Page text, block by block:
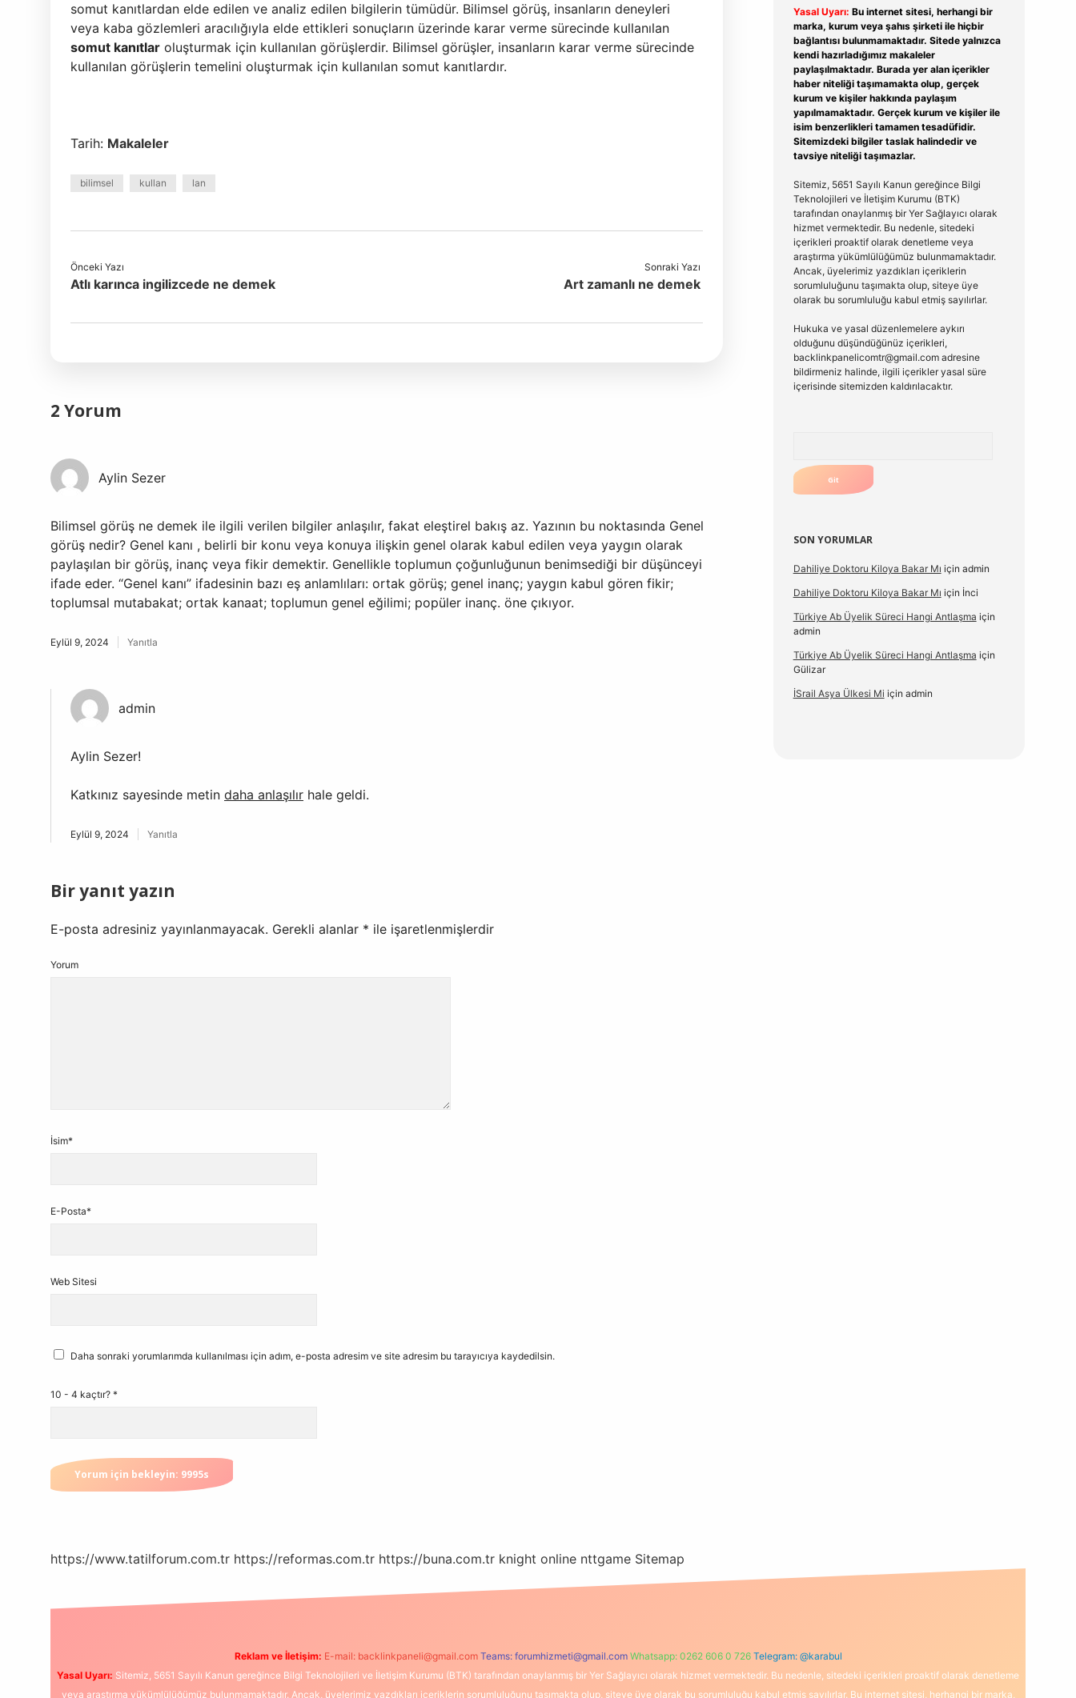
somut kanıtlardan elde edilen ve analiz edilen bilgilerin tümüdür. Bilimsel görüş, insanların deneyleri
veya kaba gözlemleri aracılığıyla elde ettikleri sonuçların üzerinde karar verme sürecinde kullanılan
somut kanıtlar oluşturmak için kullanılan görüşlerdir. Bilimsel görüşler, insanların karar verme sürecinde
kullanılan görüşlerin temelini oluşturmak için kullanılan somut kanıtlardır.
Tarih: Makaleler
bilimsel kullan lan
Önceki Yazı
Atlı karınca ingilizcede ne demek
Sonraki Yazı
Art zamanlı ne demek
2 Yorum
Aylin Sezer
Bilimsel görüş ne demek ile ilgili verilen bilgiler anlaşılır, fakat eleştirel bakış az. Yazının bu noktasında Genel
görüş nedir? Genel kanı , belirli bir konu veya konuya ilişkin genel olarak kabul edilen veya yaygın olarak
paylaşılan bir görüş, inanç veya fikir demektir. Genellikle toplumun çoğunluğunun benimsediği bir düşünceyi
ifade eder. “Genel kanı” ifadesinin bazı eş anlamlıları: ortak görüş; genel inanç; yaygın kabul gören fikir;
toplumsal mutabakat; ortak kanaat; toplumun genel eğilimi; popüler inanç. öne çıkıyor.
Eylül 9, 2024 Yanıtla
admin
Aylin Sezer!
Katkınız sayesinde metin daha anlaşılır hale geldi.
Eylül 9, 2024 Yanıtla
Bir yanıt yazın
E-posta adresiniz yayınlanmayacak. Gerekli alanlar * ile işaretlenmişlerdir
Yorum
İsim*
E-Posta*
Web Sitesi
Daha sonraki yorumlarımda kullanılması için adım, e-posta adresim ve site adresim bu tarayıcıya kaydedilsin.
10 - 4 kaçtır? *
https://www.tatilforum.com.tr https://reformas.com.tr https://buna.com.tr knight online nttgame Sitemap
Yasal Uyarı: Bu internet sitesi, herhangi bir
marka, kurum veya şahıs şirketi ile hiçbir
bağlantısı bulunmamaktadır. Sitede yalnızca
kendi hazırladığımız makaleler
paylaşılmaktadır. Burada yer alan içerikler
haber niteliği taşımamakta olup, gerçek
kurum ve kişiler hakkında paylaşım
yapılmamaktadır. Gerçek kurum ve kişiler ile
isim benzerlikleri tamamen tesadüfidir.
Sitemizdeki bilgiler taslak halindedir ve
tavsiye niteliği taşımazlar.
Sitemiz, 5651 Sayılı Kanun gereğince Bilgi
Teknolojileri ve İletişim Kurumu (BTK)
tarafından onaylanmış bir Yer Sağlayıcı olarak
hizmet vermektedir. Bu nedenle, sitedeki
içerikleri proaktif olarak denetleme veya
araştırma yükümlülüğümüz bulunmamaktadır.
Ancak, üyelerimiz yazdıkları içeriklerin
sorumluluğunu taşımakta olup, siteye üye
olarak bu sorumluluğu kabul etmiş sayılırlar.
Hukuka ve yasal düzenlemelere aykırı
olduğunu düşündüğünüz içerikleri,
backlinkpanelicomtr@gmail.comadresine
bildirmeniz halinde, ilgili içerikler yasal süre
içerisinde sitemizden kaldırılacaktır.
SON YORUMLAR
Dahiliye Doktoru Kiloya Bakar Mı için admin
Dahiliye Doktoru Kiloya Bakar Mı için İnci
Türkiye Ab Üyelik Süreci Hangi Antlaşma için
admin
Türkiye Ab Üyelik Süreci Hangi Antlaşma için
Gülizar
İSrail Asya Ülkesi Mi için admin
Reklam ve İletişim: E-mail: backlinkpaneli@gmail.com Teams: forumhizmeti@gmail.com Whatsapp: 0262 606 0 726 Telegram: @karabul
Yasal Uyarı: Sitemiz, 5651 Sayılı Kanun gereğince Bilgi Teknolojileri ve İletişim Kurumu (BTK) tarafından onaylanmış bir Yer Sağlayıcı olarak hizmet vermektedir. Bu nedenle, sitedeki içerikleri proaktif olarak denetleme
veya araştırma yükümlülüğümüz bulunmamaktadır. Ancak, üyelerimiz yazdıkları içeriklerin sorumluluğunu taşımakta olup, siteye üye olarak bu sorumluluğu kabul etmiş sayılırlar. Bu internet sitesi, herhangi bir marka,